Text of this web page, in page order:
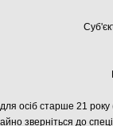
осіб старше 21 року
зверніться до